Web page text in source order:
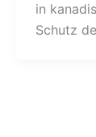
in
Schutz